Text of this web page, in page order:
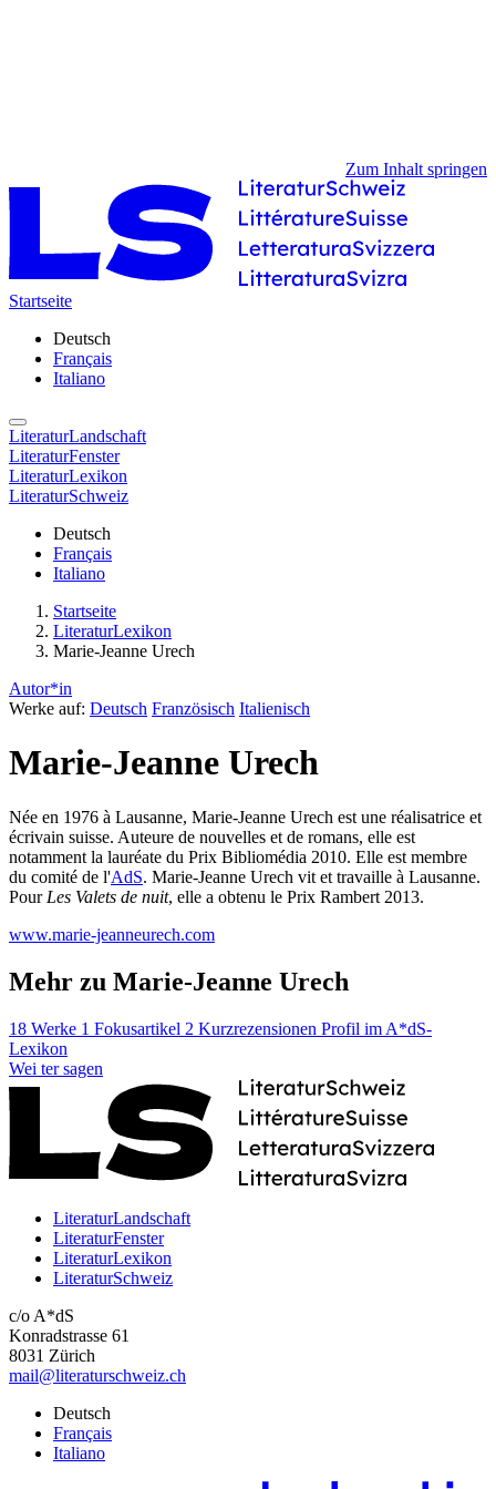
Zum Inhalt springen
Startseite
Deutsch
Français
Italiano
LiteraturLandschaft
LiteraturFenster
LiteraturLexikon
LiteraturSchweiz
Deutsch
Français
Italiano
Startseite
LiteraturLexikon
Marie-Jeanne Urech
Autor*in
Werke auf: Deutsch Französisch Italienisch
Marie-Jeanne Urech
Née en 1976 à Lausanne, Marie-Jeanne Urech est une réalisatrice et
écrivain suisse. Auteure de nouvelles et de romans, elle est
notamment la lauréate du Prix Bibliomédia 2010. Elle est membre
du comité de l'AdS. Marie-Jeanne Urech vit et travaille à Lausanne.
Pour Les Valets de nuit, elle a obtenu le Prix Rambert 2013.
www.marie-jeanneurech.com
Mehr zu Marie-Jeanne Urech
18 Werke 1 Fokusartikel 2 Kurzrezensionen Profil im A*dS-
Lexikon
Wei ter sagen
LiteraturLandschaft
LiteraturFenster
LiteraturLexikon
LiteraturSchweiz
c/o A*dS
Konradstrasse 61
8031 Zürich
mail@literaturschweiz.ch
Deutsch
Français
Italiano